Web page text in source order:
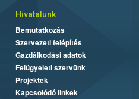
Hivatalunk
Bemutatkozás
Szervezeti felépítés
Gazdálkodási adatok
Felügyeleti szervünk
Projektek
Kapcsolódó linkek